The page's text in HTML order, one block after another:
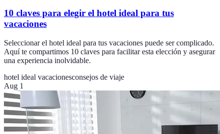
10 claves para elegir el hotel ideal para tus
vacaciones
Seleccionar el hotel ideal para tus vacaciones puede ser complicado.
Aquí te compartimos 10 claves para facilitar esta elección y asegurar
una experiencia inolvidable.
hotel ideal vacacionesconsejos de viaje
Aug 1